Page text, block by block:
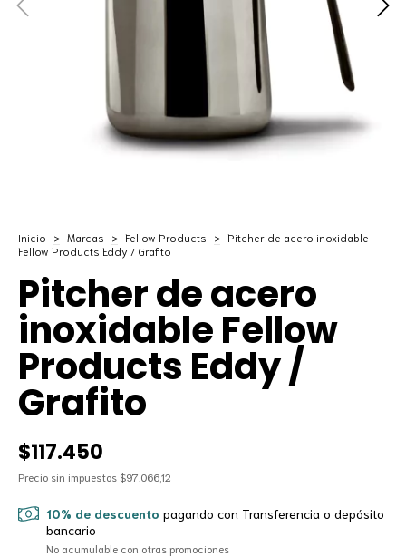
Inicio > Marcas > Fellow Products > Pitcher de acero inoxidable
Fellow Products Eddy / Grafito
Pitcher de acero
inoxidable Fellow
Products Eddy /
Grafito
$117.450
Precio sin impuestos $97.066,12
10% de descuento pagando con Transferencia o depósito
bancario
No acumulable con otras promociones